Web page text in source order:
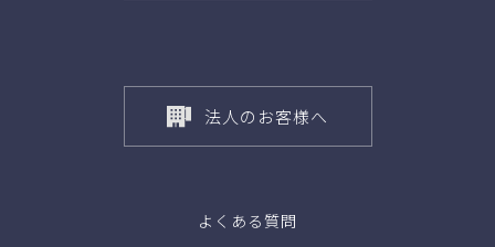
法人のお客様へ
よくある質問